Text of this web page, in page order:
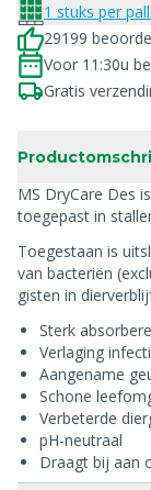
1 stuks per
29199
Voor 11:30u
Gratis
MS DryCare Des
toegepast in
Toegestaan is
van bacteriën
gisten in
Sterk
Verlaging
Aangename
Schone
Verbeterde
pH-neutraal
Draagt bij aan